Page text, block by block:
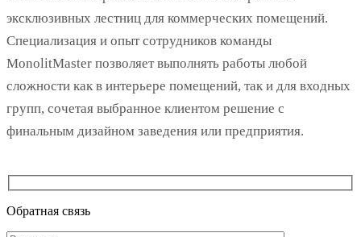
эксклюзивных лестниц для коммерческих помещений.
Специализация и опыт сотрудников команды
MonolitMaster позволяет выполнять работы любой
сложности как в интерьере помещений, так и для входных
групп, сочетая выбранное клиентом решение с
финальным дизайном заведения или предприятия.
Обратная
связь
Обратная связь